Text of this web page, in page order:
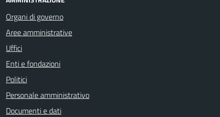
Organi di governo
Aree amministrative
Uffici
Enti e fondazioni
Politici
Personale amministrativo
Documenti e dati